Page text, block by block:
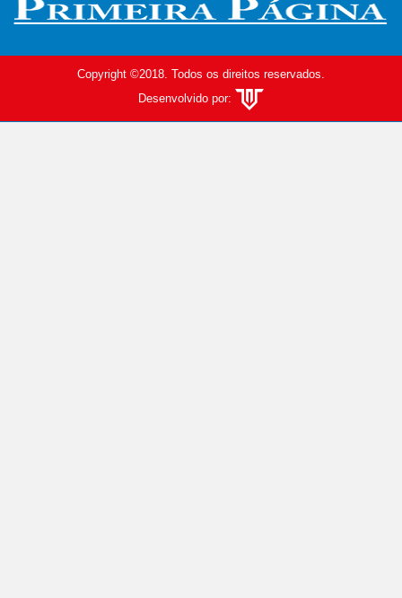
Copyright ©2018. Todos os direitos reservados.
Desenvolvido por: